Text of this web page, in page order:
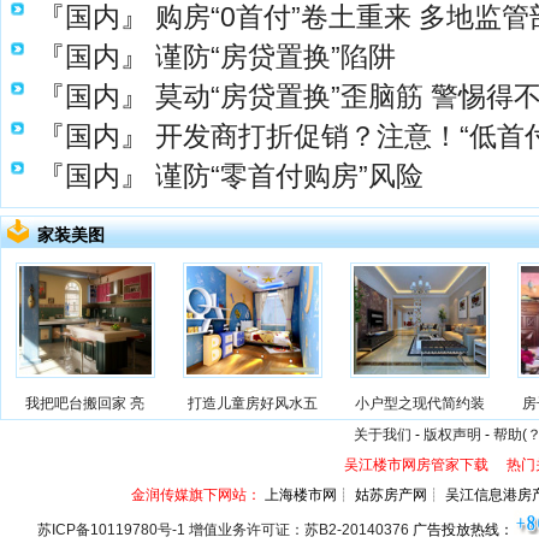
『国内』
购房“0首付”卷土重来 多地监
『国内』
谨防“房贷置换”陷阱
『国内』
莫动“房贷置换”歪脑筋 警惕得
『国内』
开发商打折促销？注意！“低首
『国内』
谨防“零首付购房”风险
家装美图
我把吧台搬回家 亮 打造儿童房好风水五 小户型之现代简约装
关于我们 - 版权声明 - 帮助(
吴江楼市网房管家下载
热门
金润传媒旗下网站： 上海楼市网┊ 姑苏房产网┊ 吴江信息港
苏ICP备10119780号-1 增值业务许可证：苏B2-20140376 广告投放热线：